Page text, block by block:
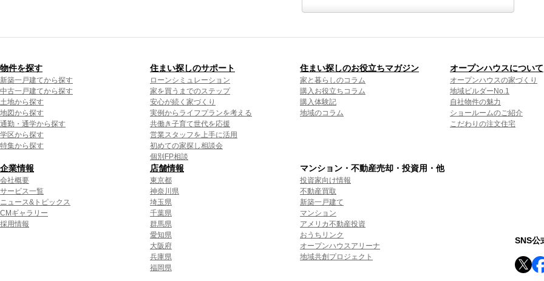
物件を探す
新築一戸建てから探す
中古一戸建てから探す
土地から探す
地図から探す
通勤・通学から探す
学区から探す
特集から探す
住まい探しのサポート
ローンシミュレーション
家を買うまでのステップ
安心が続く家づくり
実例からライフプランを考える
共働き子育て世代を応援
営業スタッフを上手に活用
初めての家探し相談会
個別FP相談
住まい探しのお役立ちマガジン
家と暮らしのコラム
購入お役立ちコラム
購入体験記
地域のコラム
オープンハウスについて
オープンハウスの家づくり
地域ビルダーNo.1
自社物件の魅力
ショールームのご紹介
こだわりの注文住宅
企業情報
会社概要
サービス一覧
ニュース&トピックス
CMギャラリー
採用情報
店舗情報
東京都
神奈川県
埼玉県
千葉県
群馬県
愛知県
大阪府
兵庫県
福岡県
マンション・不動産売却・投資用・他
投資家向け情報
不動産買取
新築一戸建て
マンション
アメリカ不動産投資
おうちリンク
オープンハウスアリーナ
地域共創プロジェクト
SNS公